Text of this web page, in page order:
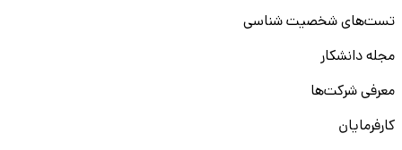
تست‌های شخصیت شناسی
مجله دانشکار
معرفی شرکت‌ها
کارفرمایان